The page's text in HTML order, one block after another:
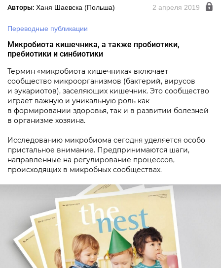
Авторы: Ханя Шаевска (Польша)
Переводные публикации
2 апреля 2019
Микробиота кишечника, а также пробиотики,
пребиотики и синбиотики
Термин «микробиота кишечника» включает
сообщество микроорганизмов (бактерий, вирусов
и эукариотов), заселяющих кишечник. Это сообщество
играет важную и уникальную роль как
в формировании здоровья, так и в развитии болезней
в организме хозяина.
Исследованию микробиома сегодня уделяется особо
пристальное внимание. Предпринимаются шаги,
направленные на регулирование процессов,
происходящих в микробных сообществах.